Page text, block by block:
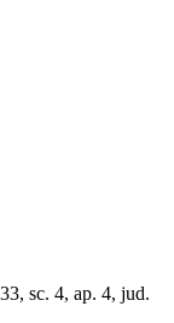
sc. 4, ap. 4, jud.